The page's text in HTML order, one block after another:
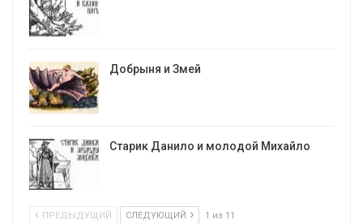
Добрыня и Змей
Старик Данило и молодой Михайло
ПРЕДЫДУЩИЙ СЛЕДУЮЩИЙ 1 из 11